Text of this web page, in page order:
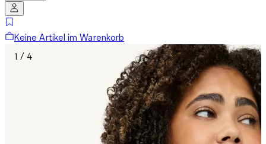
Keine Artikel im Warenkorb
1 / 4